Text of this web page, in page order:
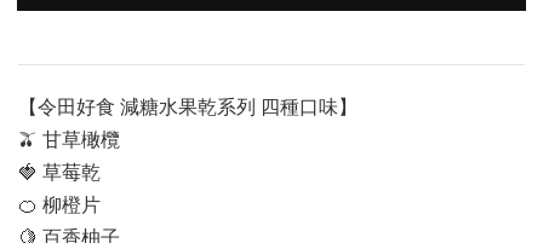
【令田好食 減糖水果乾系列 四種口味】
🫒 甘草橄欖
🍓 草莓乾
🍊 柳橙片
🍋 百香柚子